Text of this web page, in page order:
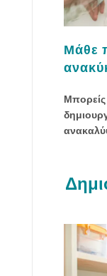
Μάθε
Μπορείς